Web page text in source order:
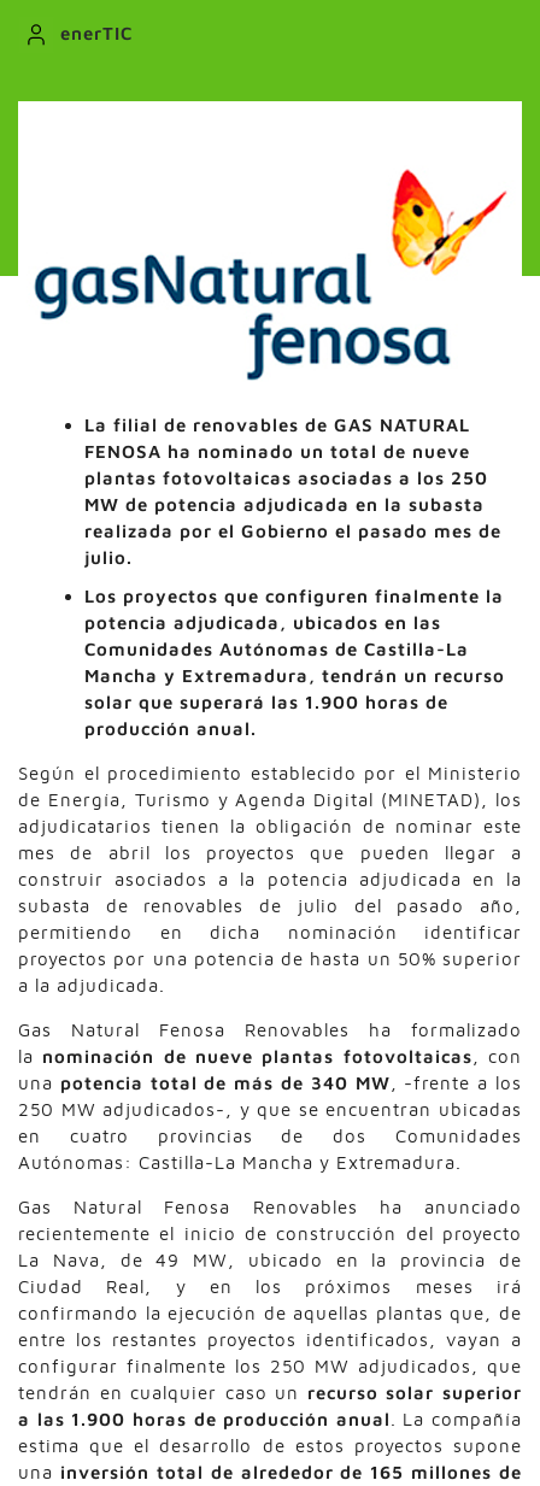
enerTIC
La filial de renovables de GAS NATURAL
FENOSA ha nominado un total de nueve
plantas fotovoltaicas asociadas a los 250
MW de potencia adjudicada en la subasta
realizada por el Gobierno el pasado mes de
julio.
Los proyectos que configuren finalmente la
potencia adjudicada, ubicados en las
Comunidades Autónomas de Castilla-La
Mancha y Extremadura, tendrán un recurso
solar que superará las 1.900 horas de
producción anual.
Según el procedimiento establecido por el Ministerio
de Energía, Turismo y Agenda Digital (MINETAD), los
adjudicatarios tienen la obligación de nominar este
mes de abril los proyectos que pueden llegar a
construir asociados a la potencia adjudicada en la
subasta de renovables de julio del pasado año,
permitiendo en dicha nominación identificar
proyectos por una potencia de hasta un 50% superior
a la adjudicada.
Gas Natural Fenosa Renovables ha formalizado
la nominación de nueve plantas fotovoltaicas , con
una potencia total de más de 340 MW , -frente a los
250 MW adjudicados-, y que se encuentran ubicadas
en cuatro provincias de dos Comunidades
Autónomas: Castilla-La Mancha y Extremadura.
Gas Natural Fenosa Renovables ha anunciado
recientemente el inicio de construcción del proyecto
La Nava, de 49 MW, ubicado en la provincia de
Ciudad Real, y en los próximos meses irá
confirmando la ejecución de aquellas plantas que, de
entre los restantes proyectos identificados, vayan a
configurar finalmente los 250 MW adjudicados, que
tendrán en cualquier caso un recurso solar superior
a las 1.900 horas de producción anual
. La compañía
estima que el desarrollo de estos proyectos supone
una inversión total de alrededor de 165 millones de